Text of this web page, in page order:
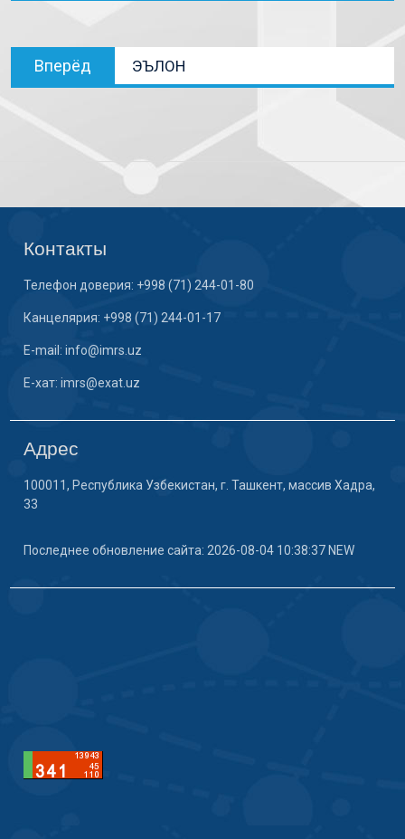
Вперёд ЭЪЛОН
Контакты
Телефон доверия: +998 (71) 244-01-80
Канцелярия: +998 (71) 244-01-17
E-mail: info@imrs.uz
E-хат: imrs@exat.uz
Адрес
100011, Республика Узбекистан, г. Ташкент, массив Хадра,
33
Последнее обновление сайта: 2026-08-04 10:38:37 NEW